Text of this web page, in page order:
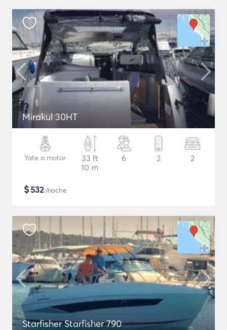
Mirakul 30HT
Yate a motor
33 ft
10 m
6 2 2
$532/noche
Starfisher Starfisher 790